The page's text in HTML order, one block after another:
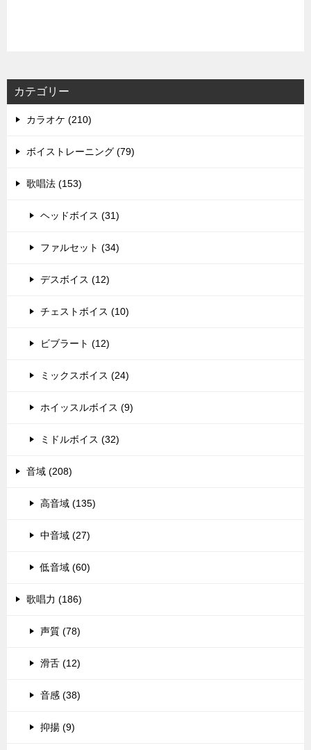
カテゴリー
カラオケ (210)
ボイストレーニング (79)
歌唱法 (153)
ヘッドボイス (31)
ファルセット (34)
デスボイス (12)
チェストボイス (10)
ビブラート (12)
ミックスボイス (24)
ホイッスルボイス (9)
ミドルボイス (32)
音域 (208)
高音域 (135)
中音域 (27)
低音域 (60)
歌唱力 (186)
声質 (78)
滑舌 (12)
音感 (38)
抑揚 (9)